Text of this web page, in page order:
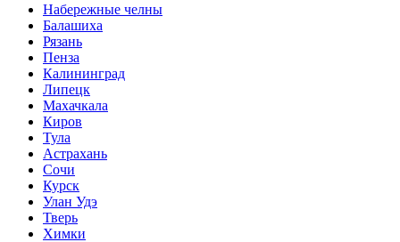
Набережные челны
Балашиха
Рязань
Пенза
Калининград
Липецк
Махачкала
Киров
Тула
Астрахань
Сочи
Курск
Улан Удэ
Тверь
Химки